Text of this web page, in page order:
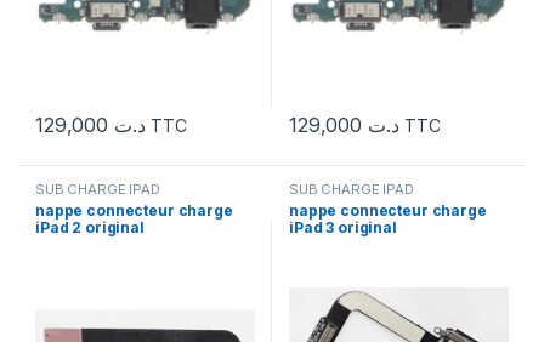
د.ت TTC د.ت TTC
SUB CHARGE IPAD
nappe connecteur charge
iPad 2 original
SUB CHARGE IPAD
nappe connecteur charge
iPad 3 original